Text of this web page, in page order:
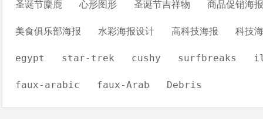
圣诞节麋鹿 心形图形 圣诞节吉祥物 商品促销海报
美食俱乐部海报 水彩海报设计 高科技海报 科技
egypt star-trek cushy surfbreaks
faux-arabic faux-Arab Debris